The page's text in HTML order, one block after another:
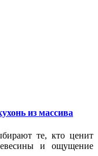
из массива
те, кто ценит
и ощущение